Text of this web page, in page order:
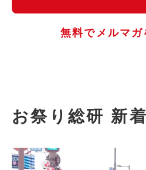
無料でメルマガ
お祭り総研 新